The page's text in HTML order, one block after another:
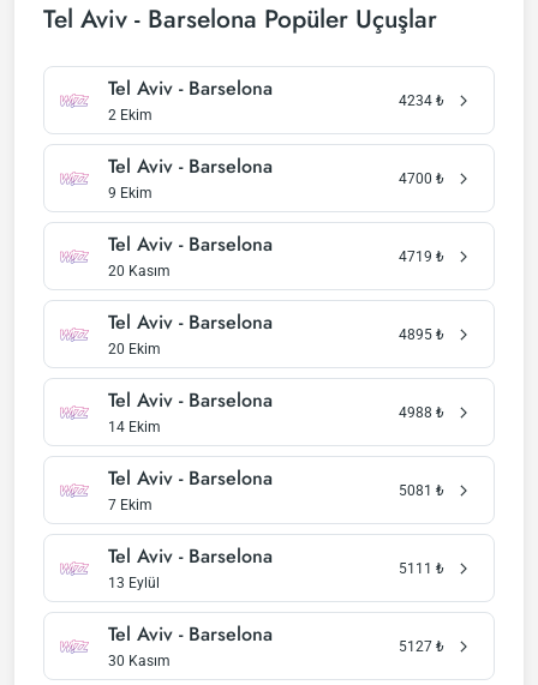
Tel Aviv - Barselona Popüler Uçuşlar
Tel Aviv - Barselona
2 Ekim
4234 ₺
Tel Aviv - Barselona
9 Ekim
4700 ₺
Tel Aviv - Barselona
20 Kasım
4719 ₺
Tel Aviv - Barselona
20 Ekim
4895 ₺
Tel Aviv - Barselona
14 Ekim
4988 ₺
Tel Aviv - Barselona
7 Ekim
5081 ₺
Tel Aviv - Barselona
13 Eylül
5111 ₺
Tel Aviv - Barselona
30 Kasım
5127 ₺